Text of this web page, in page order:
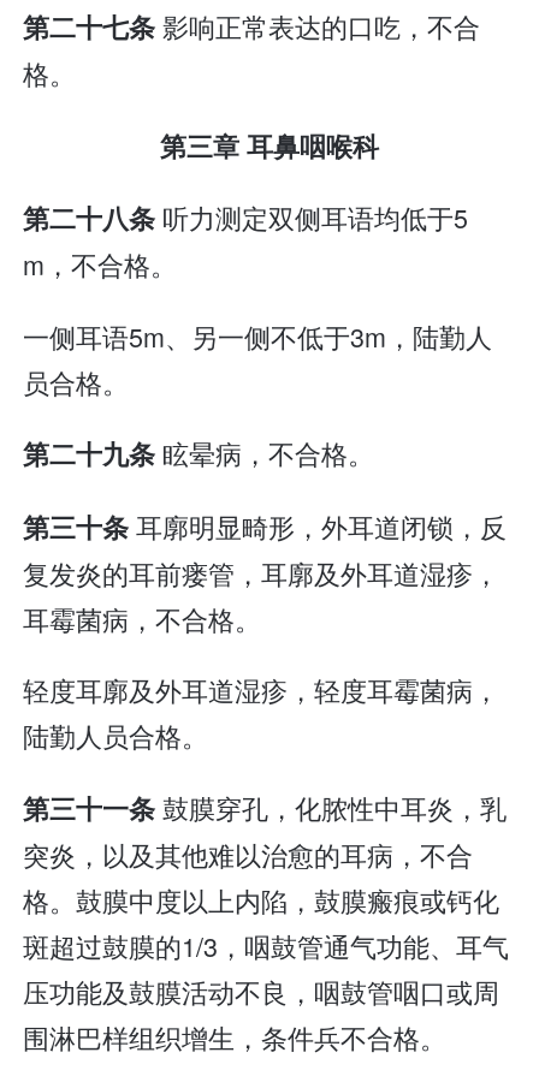
第二十七条影响正常表达的口吃，不合
格。
第三章 耳鼻咽喉科
第二十八条 听力测定双侧耳语均低于5
m，不合格。
一侧耳语5m、另一侧不低于3m，陆勤人
员合格。
第二十九条 眩晕病，不合格。
第三十条耳廓明显畸形，外耳道闭锁，反
复发炎的耳前瘘管，耳廓及外耳道湿疹，
耳霉菌病，不合格。
轻度耳廓及外耳道湿疹，轻度耳霉菌病，
陆勤人员合格。
第三十一条鼓膜穿孔，化脓性中耳炎，乳
突炎，以及其他难以治愈的耳病，不合
格。鼓膜中度以上内陷，鼓膜瘢痕或钙化
斑超过鼓膜的1/3，咽鼓管通气功能、耳气
压功能及鼓膜活动不良，咽鼓管咽口或周
围淋巴样组织增生，条件兵不合格。